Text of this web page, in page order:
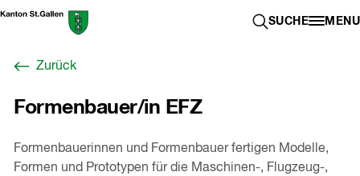
Zum
Berufswahl-
Startseite
SUCHE
SUCHE MENU
Zurück
Formenbauer/in EFZ
Formenbauerinnen und Formenbauer fertigen Modelle,
Formen und Prototypen für die Maschinen-, Flugzeug-,